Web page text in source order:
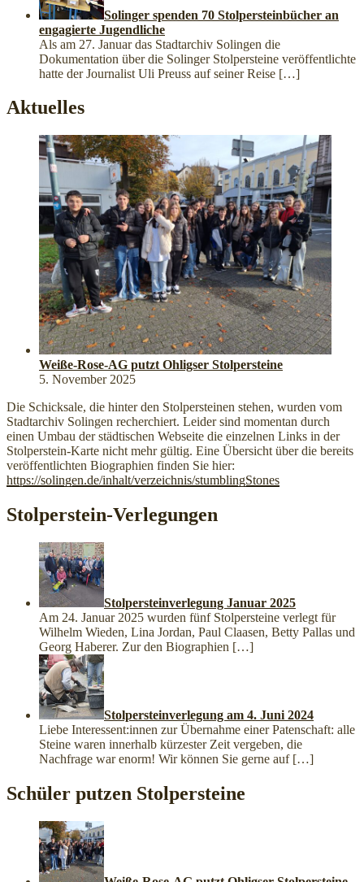
Solinger spenden 70 Stolpersteinbücher an
engagierte Jugendliche
Als am 27. Januar das Stadtarchiv Solingen die
Dokumentation über die Solinger Stolpersteine veröffentlichte
hatte der Journalist Uli Preuss auf seiner Reise […]
Aktuelles
Weiße-Rose-AG putzt Ohligser Stolpersteine
5. November 2025
Die Schicksale, die hinter den Stolpersteinen stehen, wurden vom
Stadtarchiv Solingen recherchiert. Leider sind momentan durch
einen Umbau der städtischen Webseite die einzelnen Links in der
Stolperstein-Karte nicht mehr gültig. Eine Übersicht über die bereits
veröffentlichten Biographien finden Sie hier:
https://solingen.de/inhalt/verzeichnis/stumblingStones
Stolperstein-Verlegungen
Stolpersteinverlegung Januar 2025
Am 24. Januar 2025 wurden fünf Stolpersteine verlegt für
Wilhelm Wieden, Lina Jordan, Paul Claasen, Betty Pallas und
Georg Haberer. Zur den Biographien […]
Stolpersteinverlegung am 4. Juni 2024
Liebe Interessent:innen zur Übernahme einer Patenschaft: alle
Steine waren innerhalb kürzester Zeit vergeben, die
Nachfrage war enorm! Wir können Sie gerne auf […]
Schüler putzen Stolpersteine